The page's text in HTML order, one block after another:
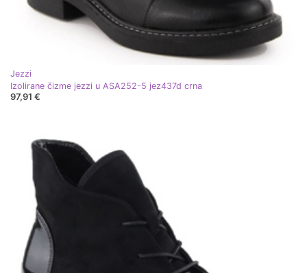
Jezzi
Izolirane čizme jezzi u ASA252-5 jez437d crna
97,91 €